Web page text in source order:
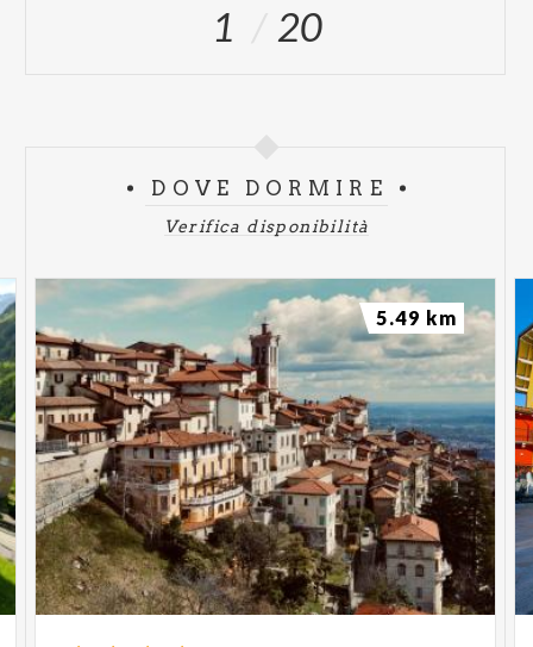
1 20
DOVE DORMIRE
Verifica disponibilità
5.49 km